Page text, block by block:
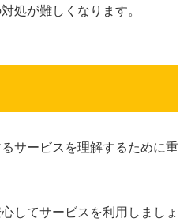
処が難しくなります。
サービスを理解するために重
してサービスを利用しましょ